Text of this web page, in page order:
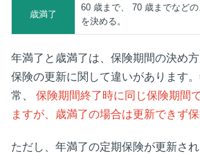
歳満了
60 歳まで、 70 歳までなど
を決める。
年満了と歳満了は、保険期間の決め方
保険の更新に関して違いがあります
常、 保険期間終了時に同じ保険期間
ますが、歳満了の場合は更新できず保
ただし、年満了の定期保険が更新さ